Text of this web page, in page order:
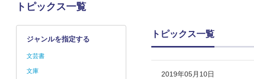
トピックス一覧
トピックス一覧
2019年05月10日
ジャンルを指定する
文芸書
文庫